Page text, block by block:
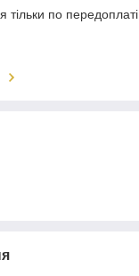
тільки по передоплаті.